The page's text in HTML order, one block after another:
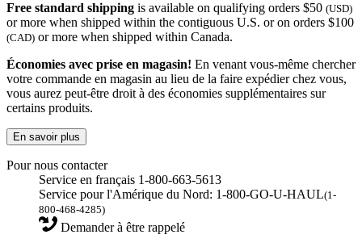
Free standard shipping is available on qualifying orders $50 (USD)
or more when shipped within the contiguous U.S. or on orders $100
(CAD) or more when shipped within Canada.
Économies avec prise en magasin! En venant vous-même chercher
votre commande en magasin au lieu de la faire expédier chez vous,
vous aurez peut-être droit à des économies supplémentaires sur
certains produits.
En savoir plus
Pour nous contacter
Service en français 1-800-663-5613
Service pour l'Amérique du Nord: 1-800-GO-U-HAUL(1-
800-468-4285)
Demander à être rappelé